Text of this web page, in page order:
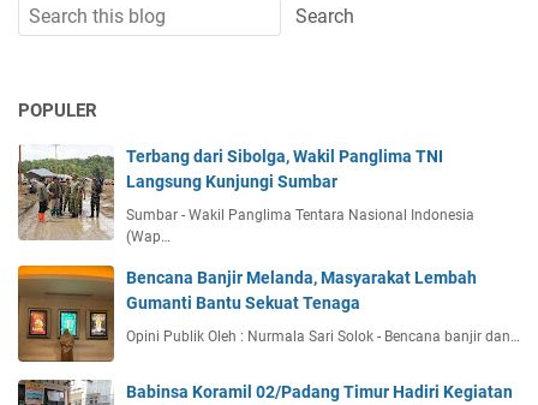
POPULER
Terbang dari Sibolga, Wakil Panglima TNI
Langsung Kunjungi Sumbar
Sumbar - Wakil Panglima Tentara Nasional Indonesia
(Wap…
Bencana Banjir Melanda, Masyarakat Lembah
Gumanti Bantu Sekuat Tenaga
Opini Publik Oleh : Nurmala Sari Solok - Bencana banjir dan…
Babinsa Koramil 02/Padang Timur Hadiri Kegiatan